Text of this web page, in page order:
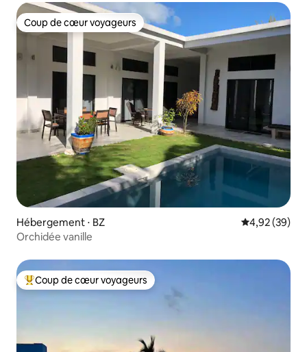
Coup de cœur voyageurs
Coup de cœur voyageurs
Hébergement ⋅ BZ Évaluation
4,92 (39)
Orchidée vanille
Coups de cœur voyageurs les plus appréciés
Coup de cœur voyageurs